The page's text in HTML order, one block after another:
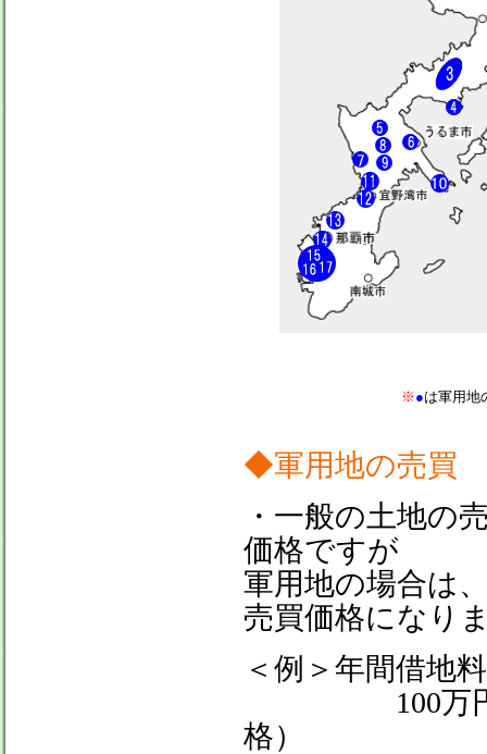
※ ●は軍用地
◆軍用地の売買
・一般の土地の
価格ですが
軍用地の場合は
売買価格になり
＜例＞年間借地
100万円（借
格）